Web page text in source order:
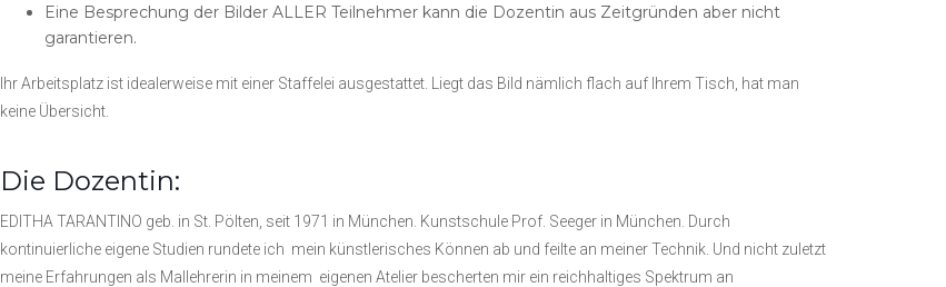
Eine Besprechung der Bilder ALLER Teilnehmer kann die Dozentin aus Zeitgründen aber nicht
garantieren.
Ihr Arbeitsplatz ist idealerweise mit einer Staffelei ausgestattet. Liegt das Bild nämlich flach auf Ihrem Tisch, hat man
keine Übersicht.
Die Dozentin:
EDITHA TARANTINO geb. in St. Pölten, seit 1971 in München. Kunstschule Prof. Seeger in München. Durch
kontinuierliche eigene Studien rundete ich mein künstlerisches Können ab und feilte an meiner Technik. Und nicht zuletzt
meine Erfahrungen als Mallehrerin in meinem eigenen Atelier bescherten mir ein reichhaltiges Spektrum an